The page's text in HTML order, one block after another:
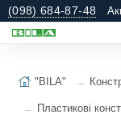
(098) 684-87-48
"BILA"
Пластикові